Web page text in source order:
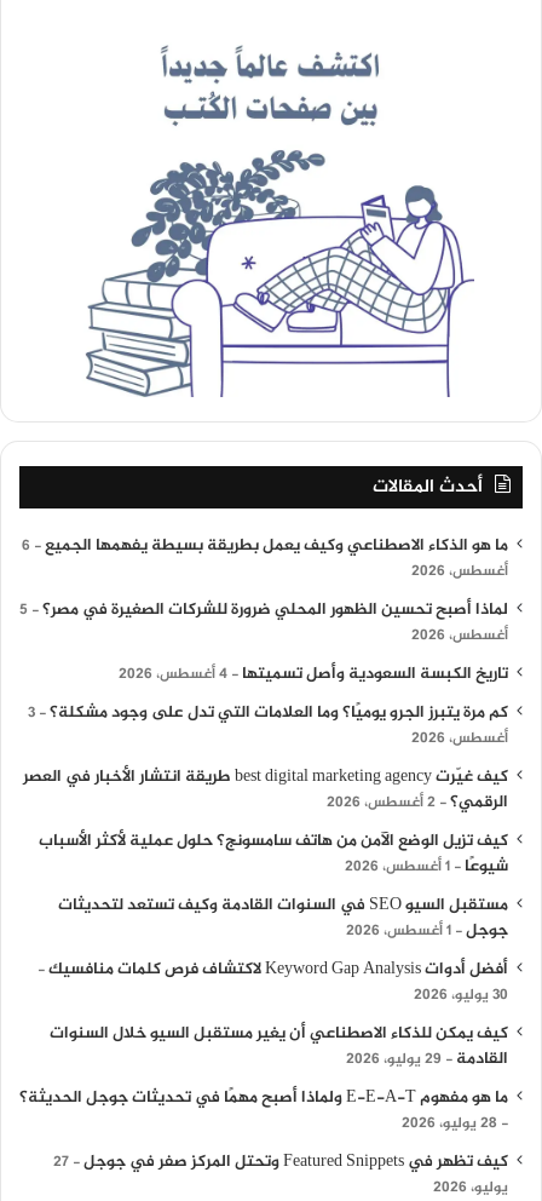
أحدث المقالات
ما هو الذكاء الاصطناعي وكيف يعمل بطريقة بسيطة يفهمها الجميع
6
أغسطس، 2026
لماذا أصبح تحسين الظهور المحلي ضرورة للشركات الصغيرة في مصر؟
5
أغسطس، 2026
تاريخ الكبسة السعودية وأصل تسميتها 4 أغسطس، 2026
كم مرة يتبرز الجرو يوميًا؟ وما العلامات التي تدل على وجود مشكلة؟ 3
أغسطس، 2026
كيف غيّرت best digital marketing agency طريقة انتشار الأخبار في العصر
الرقمي؟ 2 أغسطس، 2026
كيف تزيل الوضع الآمن من هاتف سامسونج؟ حلول عملية لأكثر الأسباب
شيوعًا
1 أغسطس، 2026
مستقبل السيو SEO في السنوات القادمة وكيف تستعد لتحديثات
جوجل 1 أغسطس، 2026
أفضل أدوات Keyword Gap Analysis لاكتشاف فرص كلمات منافسيك
30 يوليو، 2026
كيف يمكن للذكاء الاصطناعي أن يغير مستقبل السيو خلال السنوات
القادمة
29 يوليو، 2026
ما هو مفهوم E-E-A-T ولماذا أصبح مهمًا في تحديثات جوجل الحديثة؟
28 يوليو، 2026
كيف تظهر في Featured Snippets وتحتل المركز صفر في جوجل
27
يوليو، 2026